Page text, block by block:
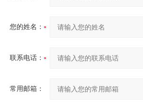
您的姓名：
联系电话：
常用邮箱：